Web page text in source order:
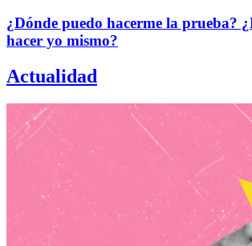
¿Dónde puedo hacerme la prueba?
hacer yo mismo?
Actualidad